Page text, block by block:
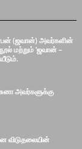
(ஜவான்) அவர்களின்
மற்றும் ‘ஜவான் –
அவர்களுக்கு
விடுதலையின்